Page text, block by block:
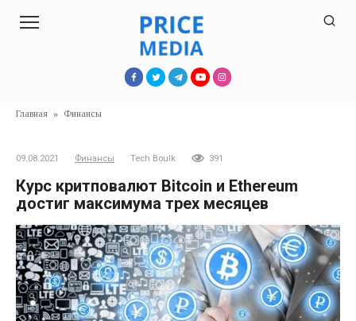
Главная » Финансы
09.08.2021 Финансы Tech Boulk 391
Курс критповалют Bitcoin и Ethereum
достиг максимума трех месяцев